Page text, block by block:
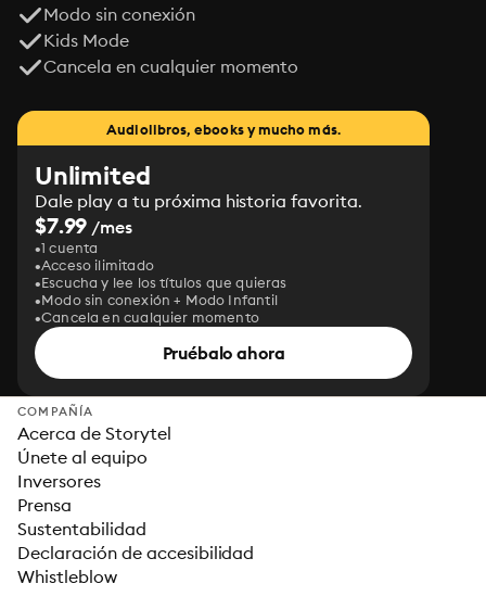
Modo sin conexión
Kids Mode
Cancela en cualquier momento
Audiolibros, ebooks y mucho más.
Unlimited
Dale play a tu próxima historia favorita.
$7.99 /mes
1 cuenta
Acceso ilimitado
Escucha y lee los títulos que quieras
Modo sin conexión + Modo Infantil
Cancela en cualquier momento
Pruébalo ahora
COMPAÑÍA
Acerca de Storytel
Únete al equipo
Inversores
Prensa
Sustentabilidad
Declaración de accesibilidad
Whistleblow